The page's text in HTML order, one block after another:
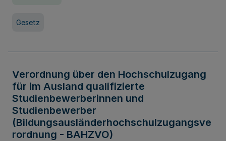
Gesetz
Verordnung über den Hochschulzugang
für im Ausland qualifizierte
Studienbewerberinnen und
Studienbewerber
(Bildungsausländerhochschulzugangsve
rordnung - BAHZVO)